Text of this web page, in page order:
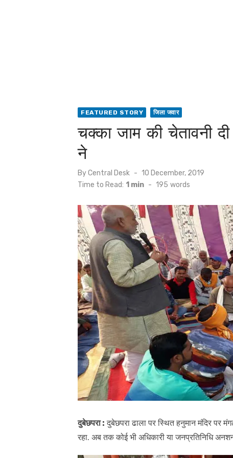
FEATURED STORY जिला जवार
चक्का जाम की चेतावनी
ने
ByCentral Desk
Posted
on
10 December, 2019
Time to Read: 1 min - 195 words
दुबेछपरा : दुबेछपरा ढाला पर स्थित हनुमान मंदिर पर
रहा. अब तक कोई भी अधिकारी या जनप्रतिनिधि